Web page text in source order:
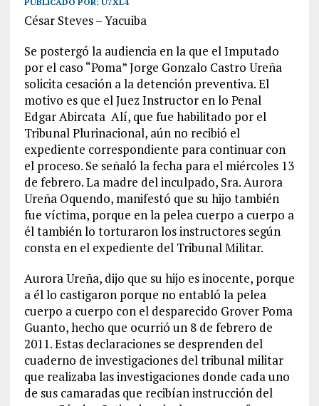
César Steves – Yacuiba
Se postergó la audiencia en la que el Imputado
por el caso “Poma” Jorge Gonzalo Castro Ureña
solicita cesación a la detención preventiva. El
motivo es que el Juez Instructor en lo Penal
Edgar Abircata Alí, que fue habilitado por el
Tribunal Plurinacional, aún no recibió el
expediente correspondiente para continuar con
el proceso. Se señaló la fecha para el miércoles 13
de febrero. La madre del inculpado, Sra. Aurora
Ureña Oquendo, manifestó que su hijo también
fue víctima, porque en la pelea cuerpo a cuerpo a
él también lo torturaron los instructores según
consta en el expediente del Tribunal Militar.
Aurora Ureña, dijo que su hijo es inocente, porque
a él lo castigaron porque no entabló la pelea
cuerpo a cuerpo con el desparecido Grover Poma
Guanto, hecho que ocurrió un 8 de febrero de
2011. Estas declaraciones se desprenden del
cuaderno de investigaciones del tribunal militar
que realizaba las investigaciones donde cada uno
de sus camaradas que recibían instrucción del